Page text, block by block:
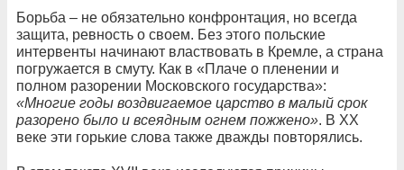
Борьба – не обязательно конфронтация, но всегда
защита, ревность о своем. Без этого польские
интервенты начинают властвовать в Кремле, а страна
погружается в смуту. Как в «Плаче о пленении и
полном разорении Московского государства»:
«Многие годы воздвигаемое царство в малый срок
разорено было и всеядным огнем пожжено». В ХХ
веке эти горькие слова также дважды повторялись.